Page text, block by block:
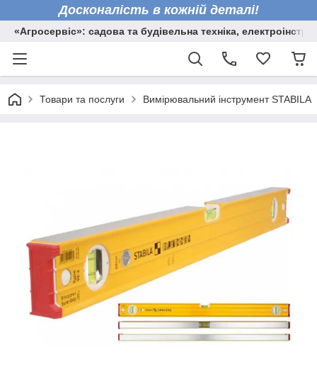
Досконалість в кожній деталі!
«Агросервіс»: садова та будівельна техніка,
Товари та послуги Вимірювальний інструмент STABILA